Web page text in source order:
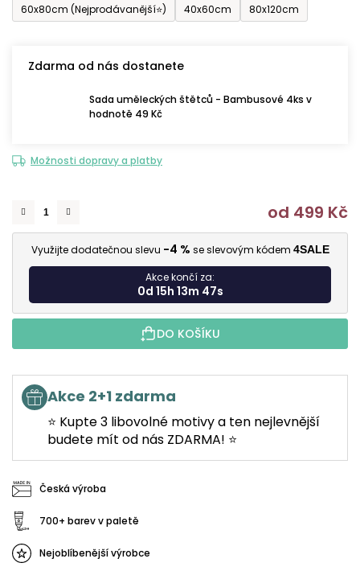
60x80cm (Nejprodávanější⭐)
40x60cm 80x120cm
Zdarma od nás dostanete
Sada uměleckých štětců - Bambusové 4ks v
hodnotě 49 Kč
Možnosti dopravy a platby
od 499 Kč
Využijte dodatečnou slevu -4 % se slevovým kódem 4SALE
Akce končí za:
0d 15h 13m 46s
DO KOŠÍKU
Akce 2+1 zdarma
⭐ Kupte 3 libovolné motivy a ten nejlevnější
budete mít od nás ZDARMA! ⭐
Česká výroba
700+ barev v paletě
Nejoblíbenější výrobce